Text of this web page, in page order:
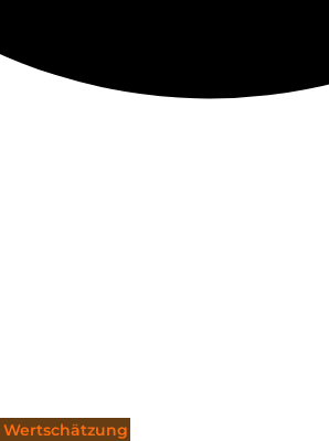
Wertschätzung